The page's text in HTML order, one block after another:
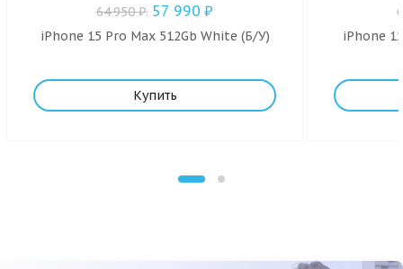
64 950₽. 57 990₽
iPhone 15 Pro Max 512Gb White (Б/У)
Купить
iPhone